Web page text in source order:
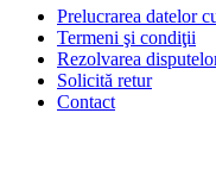
Prelucrarea datelor
Termeni şi condiţii
Rezolvarea
Solicită retur
Contact